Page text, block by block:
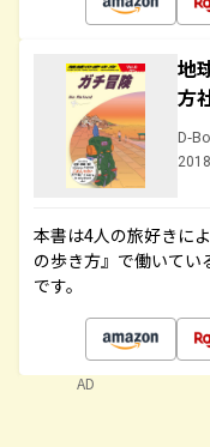
地
方
D-
本書は4人の旅好きに
の歩き方』で働いて
です。
AD